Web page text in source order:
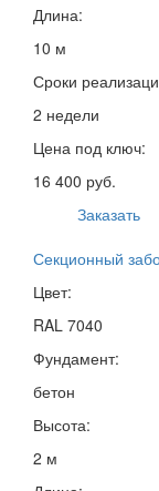
Длина:
10 м
Сроки
2 недели
Цена под ключ:
16 400 руб.
Заказать
Секционный
Цвет:
RAL 7040
Фундамент:
бетон
Высота:
2 м